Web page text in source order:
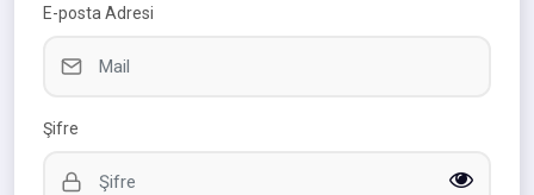
E-posta Adresi
Şifre